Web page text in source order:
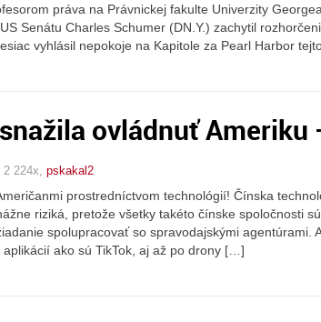
práva na Právnickej fakulte Univerzity
Senátu Charles Schumer (DN.Y.) zachytil
vyhlásil nepokoje na Kapitole za Pearl Harbor
ovládnuť Ameriku
2 224x, pskakal2
prostredníctvom technológií! Čínska
riziká, pretože všetky takéto čínske spoločnosti
spolupracovať so spravodajskými agentúrami.
ako sú TikTok, aj až po drony […]